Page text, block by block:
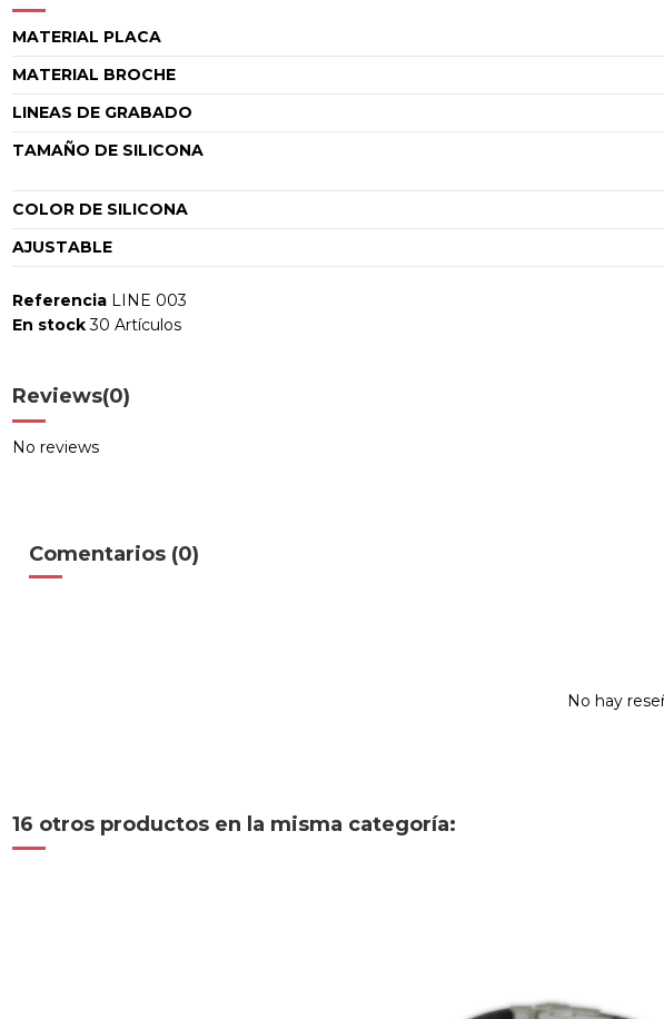
MATERIAL PLACA
MATERIAL BROCHE
LINEAS DE GRABADO
TAMAÑO DE SILICONA
COLOR DE SILICONA
AJUSTABLE
Referencia LINE 003
En stock 30 Artículos
Reviews(0)
No reviews
Comentarios (0)
No hay
16 otros productos en la misma categoría: